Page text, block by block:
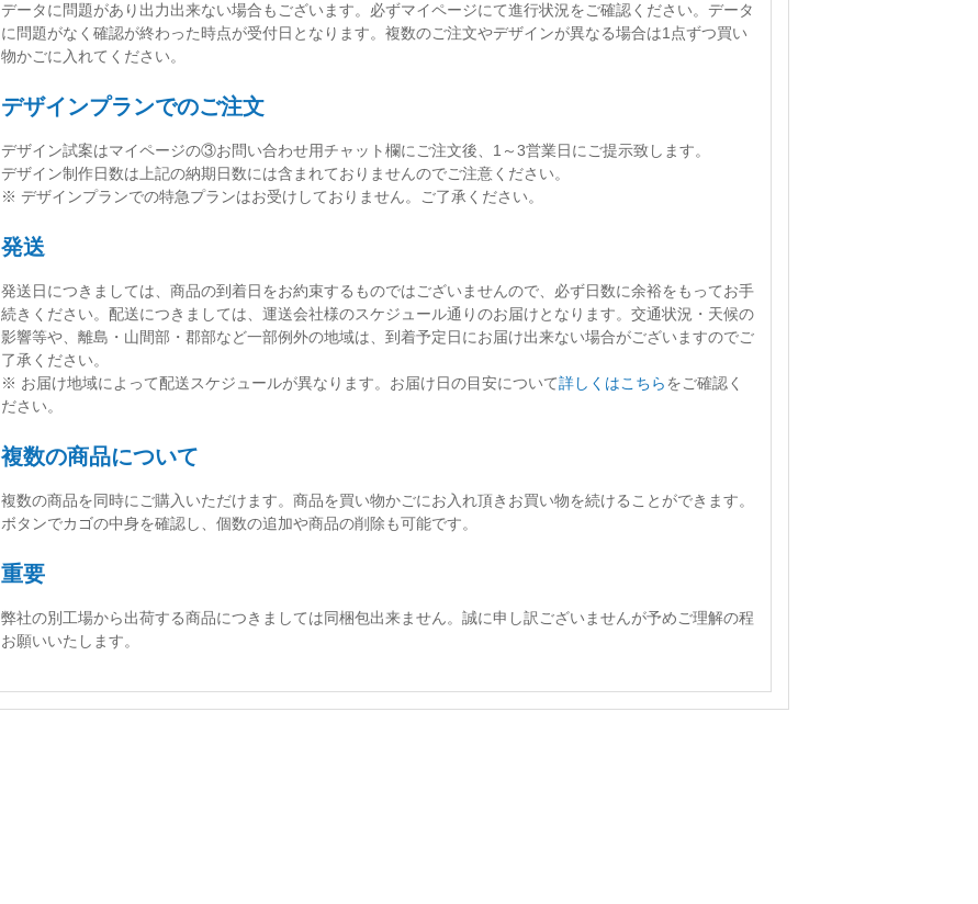
データに問題があり出力出来ない場合もございます。必ずマイページにて進行状況をご確認ください。 データ
に問題がなく確認が終わった時点が受付日 となります。複数のご注文やデザインが異なる場合は1点ずつ買い
物かごに入れてください。
デザインプランでのご注文
デザイン試案はマイページの③お問い合わせ用チャット欄にご注文後、 1～3営業日にご提示致します。
デザイン制作日数は上記の納期日数には含まれておりませんのでご注意ください。
※ デザインプランでの特急プランはお受けしておりません。ご了承ください。
発送
発送日につきましては、 商品の到着日をお約束するものではございませんので、必ず日数に余裕をもってお手
続きください。配送につきましては、運送会社様のスケジュール通りのお届けとなります。交通状況・天候の
影響等や、離島・山間部・郡部など一部例外の地域は、到着予定日にお届け出来ない場合がございますのでご
了承ください。
※ お届け地域によって配送スケジュールが異なります。お届け日の目安について詳しくはこちらをご確認く
ださい。
複数の商品について
複数の商品を同時にご購入いただけます。商品を買い物かごにお入れ頂きお買い物を続けることができます。
ボタンでカゴの中身を確認し、個数の追加や商品の削除も可能です。
重要
弊社の別工場から出荷する商品につきましては同梱包出来ません。誠に申し訳ございませんが予めご理解の程
お願いいたします。